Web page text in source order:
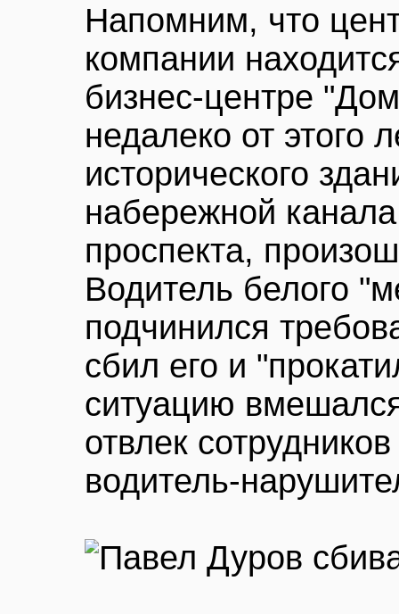
Напомним, что
компании
бизнес-центре
недалеко от этого
исторического
набережной
проспекта,
Водитель белого
подчинился
сбил его и
ситуацию
отвлек
водитель-